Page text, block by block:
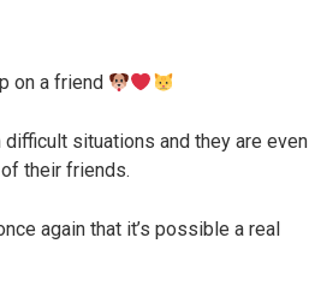
on a friend
situations and they are even
their friends.
again that it’s possible a real